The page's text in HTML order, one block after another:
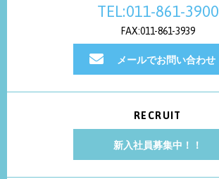
TEL:011-861-3900
FAX:011-861-3939
メールでお問い合わせ
RECRUIT
新入社員募集中！！